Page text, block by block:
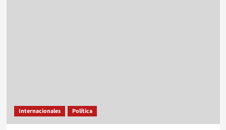
Internacionales Política